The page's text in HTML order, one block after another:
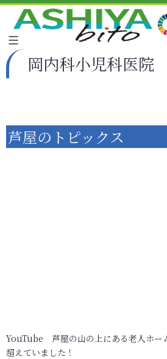
岡内科小児科医院
芦屋のトピックス
YouTube 芦屋の山の上にある老人ホー
超えていました！